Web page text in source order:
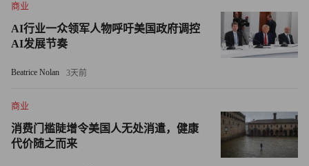
商业
AI行业一众领军人物呼吁美国政府调控
AI发展节奏
Beatrice Nolan 3天前
商业
消费门槛陡增令美国人无处消遣，健康
代价随之而来